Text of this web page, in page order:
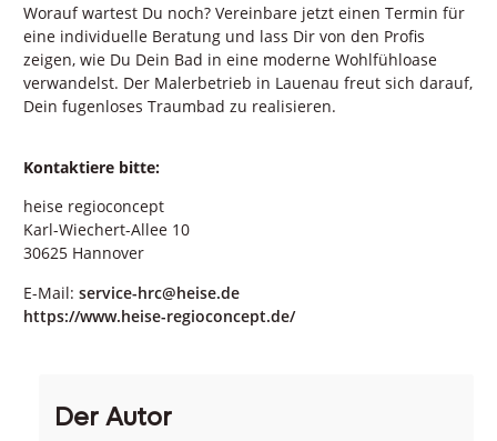
Worauf wartest Du noch? Vereinbare jetzt einen Termin für
eine individuelle Beratung und lass Dir von den Profis
zeigen, wie Du Dein Bad in eine moderne Wohlfühloase
verwandelst. Der Malerbetrieb in Lauenau freut sich darauf,
Dein fugenloses Traumbad zu realisieren.
Kontaktiere bitte:
heise regioconcept
Karl-Wiechert-Allee 10
30625 Hannover
E-Mail: service-hrc@heise.de
https://www.heise-regioconcept.de/
Der Autor